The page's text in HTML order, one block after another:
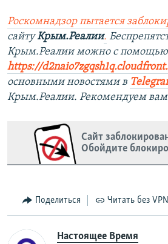
Роскомнадзор пытается
сайтуКрым.Реалии.
Крым.Реалии можно с помощью
https://
основными новостями в
Крым.Реалии. Рекомендуем вам
Сайт
Обойдите
Поделиться Читать без VPN
Настоящее Время